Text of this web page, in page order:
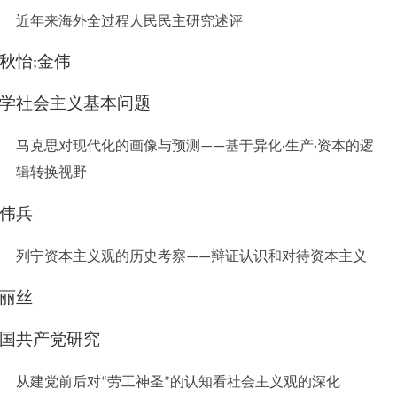
近年来海外全过程人民民主研究述评
怡;金伟
社会主义基本问题
马克思对现代化的画像与预测 ——基于异化·生产·资本的逻
辑转换视野
兵
列宁资本主义观的历史考察——辩证认识和对待资本主义
丝
共产党研究
从建党前后对“劳工神圣”的认知看社会主义观的深化